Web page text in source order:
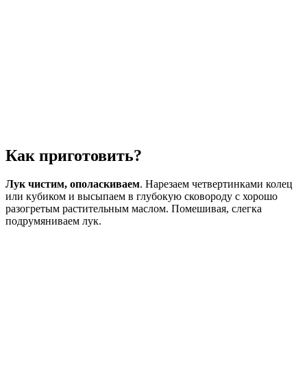
Как приготовить?
Лук чистим, ополаскиваем. Нарезаем четвертинками колец
или кубиком и высыпаем в глубокую сковороду с хорошо
разогретым растительным маслом. Помешивая, слегка
подрумяниваем лук.